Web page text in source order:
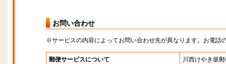
お問い合わせ
※サービスの内容によってお問い合わせ先が異なります。お電話
郵便サービスについて 川西けやき坂